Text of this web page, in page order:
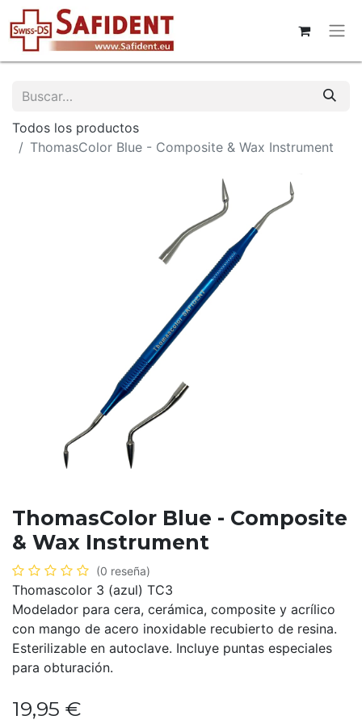
Todos los productos
ThomasColor Blue - Composite & Wax Instrument
ThomasColor Blue - Composite
& Wax Instrument
(0 reseña)
Thomascolor 3 (azul) TC3
Modelador para cera, cerámica, composite y acrílico
con mango de acero inoxidable recubierto de resina.
Esterilizable en autoclave. Incluye puntas especiales
para obturación.
19,95 €